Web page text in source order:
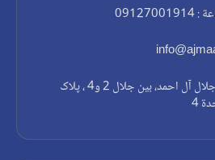
عنوان : مشهد، شارع جلال آل احمد، بين جلال 2 و4 ، پلاک